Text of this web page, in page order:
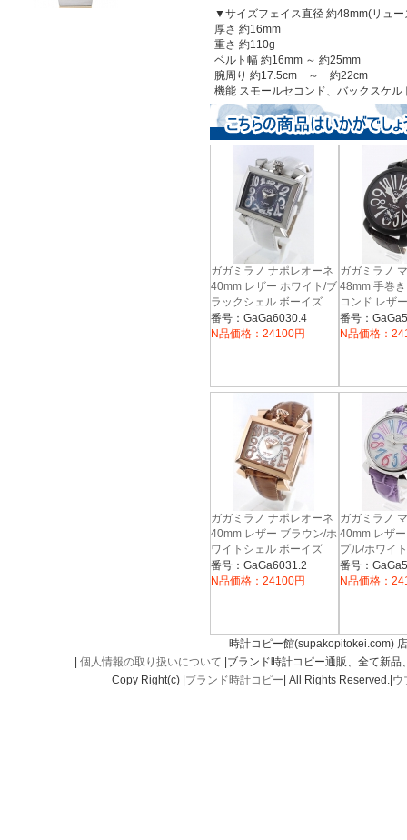
▼サイズフェイス直径 約48mm(リュー
厚さ 約16mm
重さ 約110g
ベルト幅 約16mm ～ 約25mm
腕周り 約17.5cm ～ 約22cm
機能 スモールセコンド、バックスケル
ガガミラノ ナポレオーネ
40mm レザー ホワイト/ブ
ラックシェル ボーイズ
6030.4
番号：GaGa6030.4
N品価格：24100円
ガガミラノ
48mm 手巻
コンド レザ
ウン メンズ
番号：
N品価格：
ガガミラノ ナポレオーネ
40mm レザー ブラウン/ホ
ワイトシェル ボーイズ
6031.2
番号：GaGa6031.2
N品価格：24100円
ガガミラノ
40mm レザ
プル/ホワイ
イズ 5020.7
番号：
N品価格：
時計コピー館(supakopitokei.com)
個人情報の取り扱いについて |ブランド時計コピー通販、全て新
Copy Right(c) | ブランド時計コピー | All Rights Reserved.| ウ